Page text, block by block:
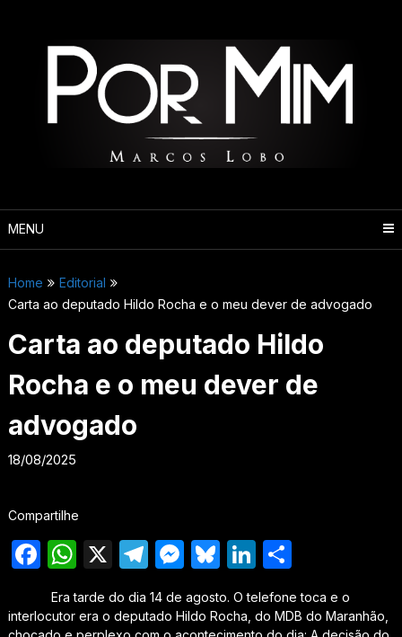
MENU
Home
Editorial
Carta ao deputado Hildo Rocha e o meu dever de advogado
Carta ao deputado Hildo
Rocha e o meu dever de
advogado
18/08/2025
Compartilhe
Facebook
WhatsApp
X Telegram
Messenger
Bluesky
LinkedIn
Share
Era tarde do dia 14 de agosto. O telefone toca e o
interlocutor era o deputado Hildo Rocha, do MDB do Maranhão,